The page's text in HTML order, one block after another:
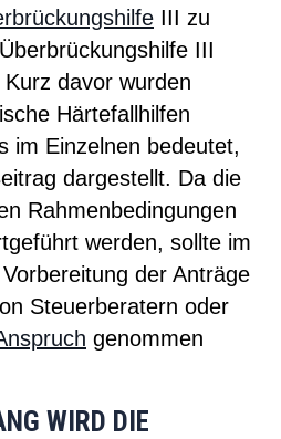
III zu
III
davor wurden
Härtefallhilfen
im Einzelnen bedeutet,
dargestellt. Da die
Rahmenbedingungen
werden, sollte im
der Anträge
Steuerberatern oder
genommen
WIRD DIE